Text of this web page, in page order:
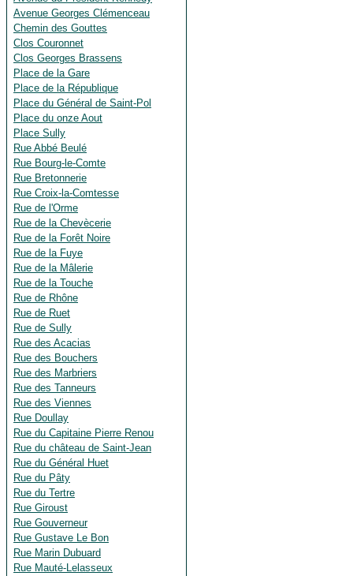
Avenue Georges Clémenceau
Chemin des Gouttes
Clos Couronnet
Clos Georges Brassens
Place de la Gare
Place de la République
Place du Général de Saint-Pol
Place du onze Aout
Place Sully
Rue Abbé Beulé
Rue Bourg-le-Comte
Rue Bretonnerie
Rue Croix-la-Comtesse
Rue de l'Orme
Rue de la Chevècerie
Rue de la Forêt Noire
Rue de la Fuye
Rue de la Mâlerie
Rue de la Touche
Rue de Rhône
Rue de Ruet
Rue de Sully
Rue des Acacias
Rue des Bouchers
Rue des Marbriers
Rue des Tanneurs
Rue des Viennes
Rue Doullay
Rue du Capitaine Pierre Renou
Rue du château de Saint-Jean
Rue du Général Huet
Rue du Pâty
Rue du Tertre
Rue Giroust
Rue Gouverneur
Rue Gustave Le Bon
Rue Marin Dubuard
Rue Mauté-Lelasseux